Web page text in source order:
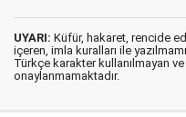
UYARI: Küfür, hakaret, rencide
içeren, imla kuralları ile
Türkçe karakter kullanılmayan
onaylanmamaktadır.